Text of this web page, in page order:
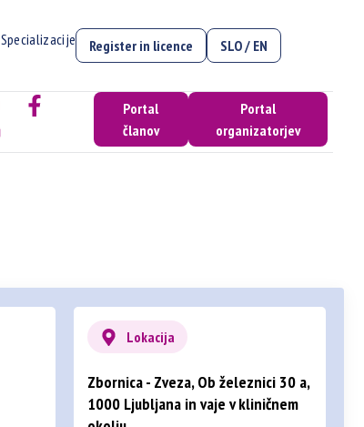
Specializacije Register in licence SLO / EN
Portal
članov
Portal
organizatorjev
Lokacija
Zbornica - Zveza, Ob železnici 30 a,
1000 Ljubljana in vaje v kliničnem